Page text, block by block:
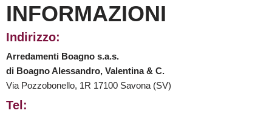
INFORMAZIONI
Indirizzo:
Arredamenti Boagno s.a.s.
di Boagno Alessandro, Valentina & C.
Via Pozzobonello, 1R 17100 Savona (SV)
Tel: